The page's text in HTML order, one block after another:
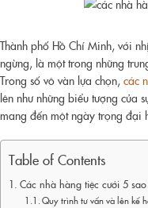
Thành phố Hồ Chí Minh, với
ngừng, là một trong những
Trong số vô vàn lựa chọn, các
lên như những biểu tượng của
mang đến một ngày trọng đại
Table of Contents
Các nhà hàng tiệc cưới 5
Quy trình tư vấn và lên kế